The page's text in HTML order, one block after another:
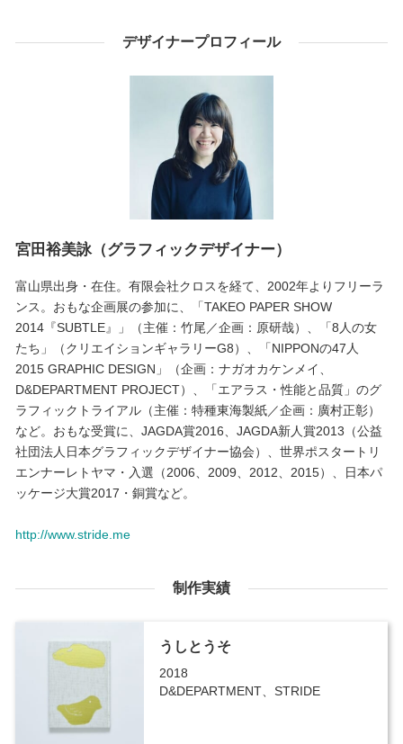
デザイナープロフィール
宮田裕美詠（グラフィックデザイナー）
富山県出身・在住。有限会社クロスを経て、2002年よりフリーラ
ンス。おもな企画展の参加に、「TAKEO PAPER SHOW
2014『SUBTLE』」（主催：竹尾／企画：原研哉）、「8人の女
たち」（クリエイションギャラリーG8）、「NIPPONの47人
2015 GRAPHIC DESIGN」（企画：ナガオカケンメイ、
D&DEPARTMENT PROJECT）、「エアラス・性能と品質」のグ
ラフィックトライアル（主催：特種東海製紙／企画：廣村正彰）
など。おもな受賞に、JAGDA賞2016、JAGDA新人賞2013（公益
社団法人日本グラフィックデザイナー協会）、世界ポスタートリ
エンナーレトヤマ・入選（2006、2009、2012、2015）、日本パ
ッケージ大賞2017・銅賞など。
http://www.stride.me
制作実績
うしとうそ
2018
D&DEPARTMENT、STRIDE